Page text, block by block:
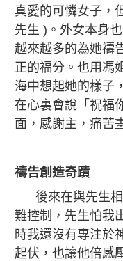
真愛的可憐女子，
先生 )。外女本身
越來越多的為她禱
正的福分。也用馮
海中想起她的樣子
在心裏會說「祝福
面，感謝主，痛苦
禱告創造奇蹟
後來在與先生相
難控制，先生怕我
時我還沒有專注於
起伏，也讓他倍感